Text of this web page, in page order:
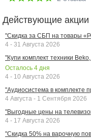
Действующие акции
"Скидка за СБП на товары
4 - 31 Августа 2026
"Купи комплект техники
Осталось 4 дня
4 - 10 Августа 2026
"Аудиосистема в комплекте
4 Августа - 1 Сентября 2026
"Выгодные цены на
4 - 17 Августа 2026
"Скидка 50% на варочную